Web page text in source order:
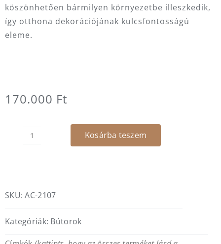
köszönhetően bármilyen környezetbe illeszkedik,
így otthona dekorációjának kulcsfontosságú
eleme.
170.000 Ft
TrianguleS
Kosárba teszem
SKU:AC-2107
Kategóriák: Bútorok